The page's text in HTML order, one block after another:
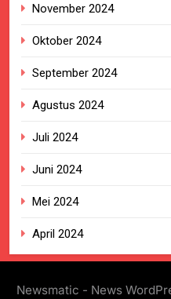
November 2024
Oktober 2024
September 2024
Agustus 2024
Juli 2024
Juni 2024
Mei 2024
April 2024
Newsmatic - News